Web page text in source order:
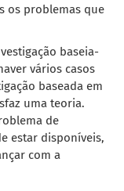
os problemas que
baseia-
vários casos
baseada em
uma teoria.
de
estar disponíveis,
com a